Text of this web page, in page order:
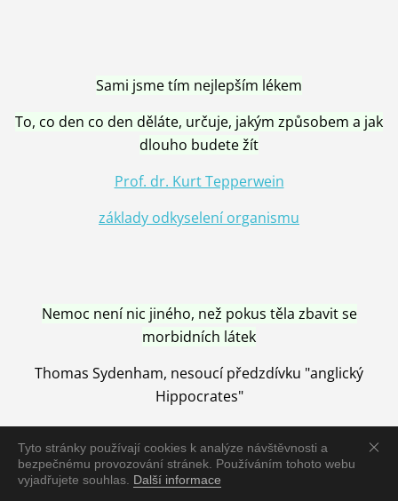
Tyto stránky používají cookies k analýze návštěvnosti a
bezpečnému provozování stránek. Používáním tohoto webu
vyjadřujete souhlas. Další informace
Sami jsme tím nejlepším lékem
To, co den co den děláte, určuje, jakým způsobem a jak
dlouho budete žít
Prof. dr. Kurt Tepperwein
základy odkyselení organismu
Nemoc není nic jiného, než pokus těla zbavit se
morbidních látek
Thomas Sydenham, nesoucí předzdívku "anglický
Hippocrates"
Nemoc je vyléčena jen pomocí Přírody, neutralizací a